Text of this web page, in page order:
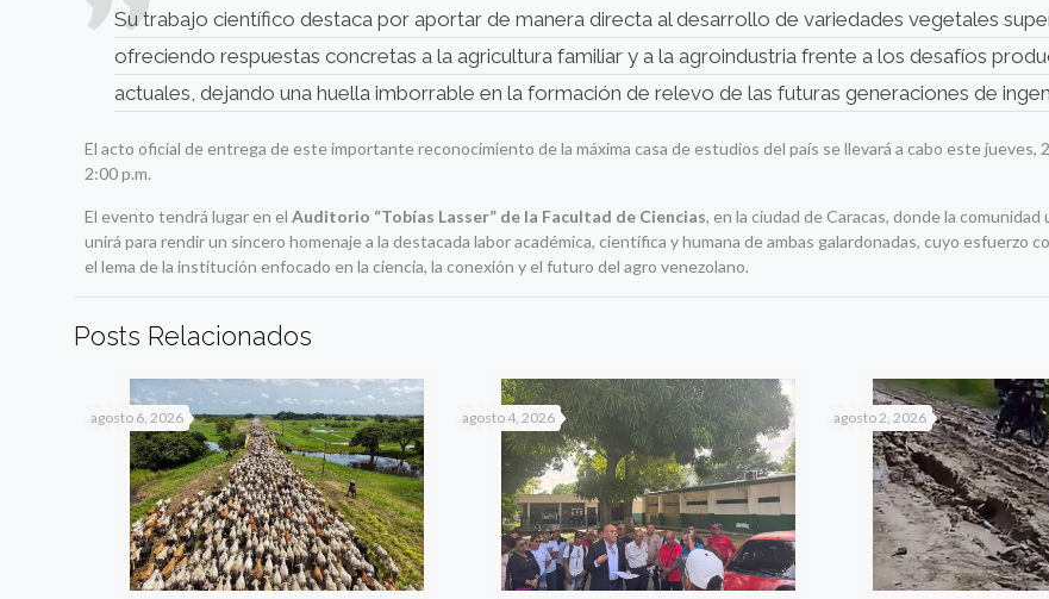
Su trabajo científico destaca por aportar de manera directa al desarrollo de variedades vegetales
ofreciendo respuestas concretas a la agricultura familiar y a la agroindustria frente a los desafíos
actuales, dejando una huella imborrable en la formación de relevo de las futuras generaciones de
El acto oficial de entrega de este importante reconocimiento de la máxima casa de estudios del país se llevará a cabo este jueves,
2:00 p.m.
El evento tendrá lugar en elAuditorio “Tobías Lasser” de la Facultad de Ciencias, en la ciudad de Caracas, donde la
unirá para rendir un sincero homenaje a la destacada labor académica, científica y humana de ambas galardonadas, cuyo esfuerzo
el lema de la institución enfocado en la ciencia, la conexión y el futuro del agro venezolano.
Posts Relacionados
agosto 6, 2026 agosto 4, 2026 agosto 2, 2026